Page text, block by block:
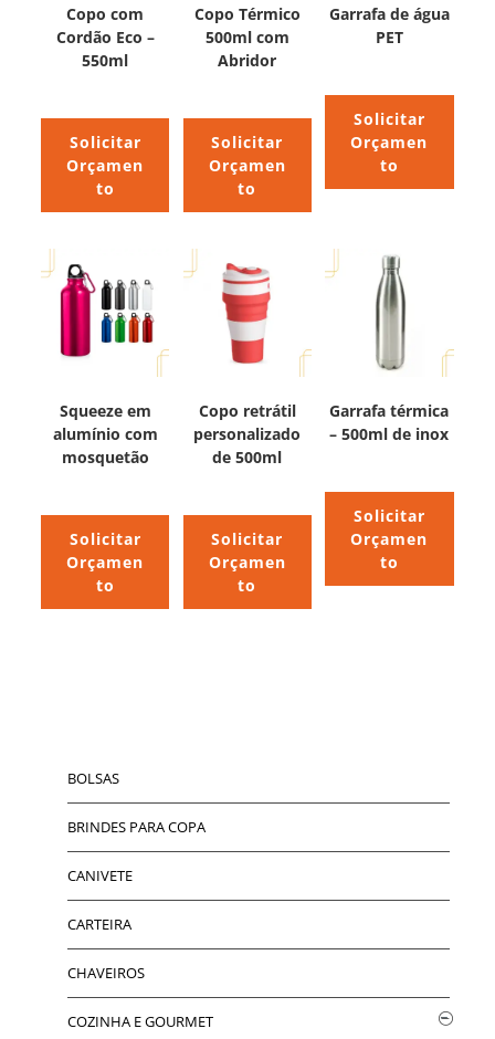
Copo com
Cordão Eco –
550ml
Solicitar
Orçamen
to
Copo Térmico
500ml com
Abridor
Solicitar
Orçamen
to
Garrafa de água
PET
Solicitar
Orçamen
to
Squeeze em
alumínio com
mosquetão
Solicitar
Orçamen
to
Copo retrátil
personalizado
de 500ml
Solicitar
Orçamen
to
Garrafa térmica
– 500ml de inox
Solicitar
Orçamen
to
BOLSAS
BRINDES PARA COPA
CANIVETE
CARTEIRA
CHAVEIROS
COZINHA E GOURMET